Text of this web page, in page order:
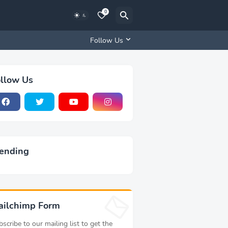
0
Follow Us
Us
Form
to our mailing list to get the